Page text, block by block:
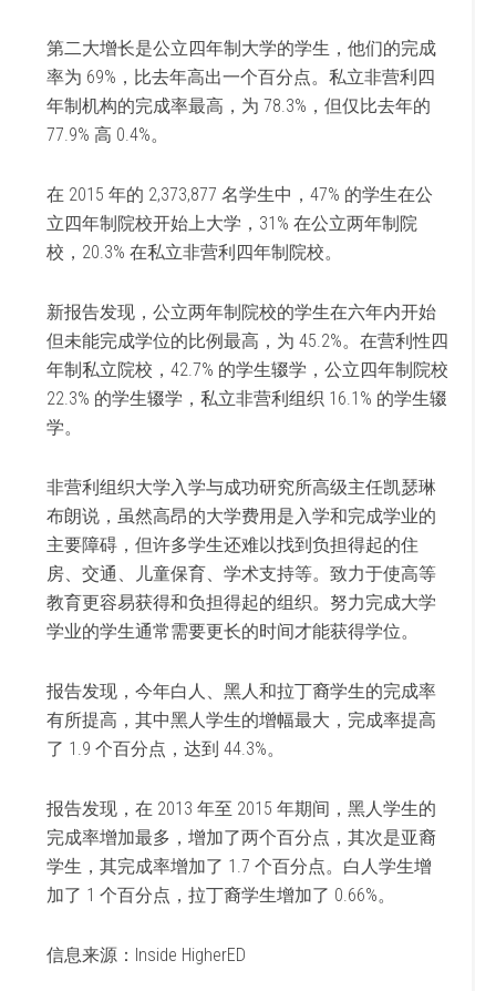
第二大增长是公立四年制大学的学生，他们的完成
率为 69%，比去年高出一个百分点。私立非营利四
年制机构的完成率最高，为 78.3%，但仅比去年的
77.9% 高 0.4%。
在 2015 年的 2,373,877 名学生中，47% 的学生在公
立四年制院校开始上大学，31% 在公立两年制院
校，20.3% 在私立非营利四年制院校。
新报告发现，公立两年制院校的学生在六年内开始
但未能完成学位的比例最高，为 45.2%。在营利性四
年制私立院校，42.7% 的学生辍学，公立四年制院校
22.3% 的学生辍学，私立非营利组织 16.1% 的学生辍
学。
非营利组织大学入学与成功研究所高级主任凯瑟琳
布朗说，虽然高昂的大学费用是入学和完成学业的
主要障碍，但许多学生还难以找到负担得起的住
房、交通、儿童保育、学术支持等。致力于使高等
教育更容易获得和负担得起的组织。努力完成大学
学业的学生通常需要更长的时间才能获得学位。
报告发现，今年白人、黑人和拉丁裔学生的完成率
有所提高，其中黑人学生的增幅最大，完成率提高
了 1.9 个百分点，达到 44.3%。
报告发现，在 2013 年至 2015 年期间，黑人学生的
完成率增加最多，增加了两个百分点，其次是亚裔
学生，其完成率增加了 1.7 个百分点。白人学生增
加了 1 个百分点，拉丁裔学生增加了 0.66%。
信息来源：Inside HigherED